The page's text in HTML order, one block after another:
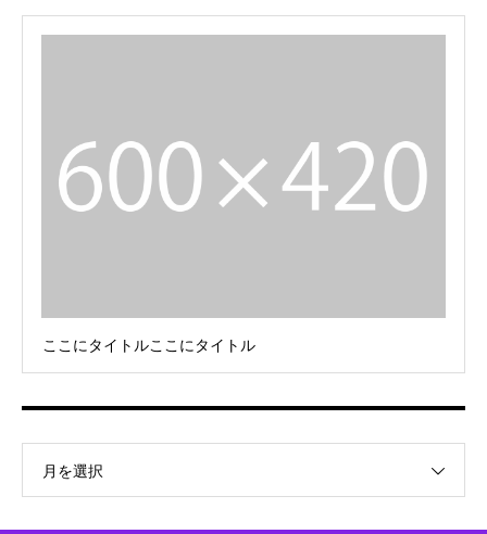
ここにタイトルここにタイトル
月を選択